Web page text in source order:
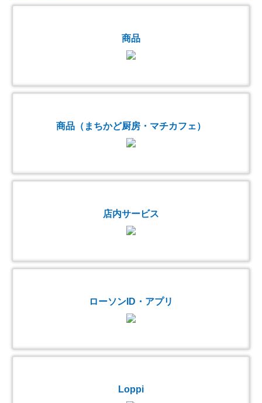
商品
商品（まちかど厨房・マチカフェ）
店内サービス
ローソンID・アプリ
Loppi